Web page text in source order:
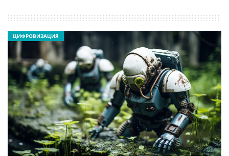
ЦИФРОВИЗАЦИЯ